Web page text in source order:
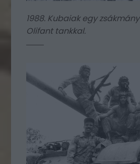
1988. Kubaiak egy
Olifant tankkal.